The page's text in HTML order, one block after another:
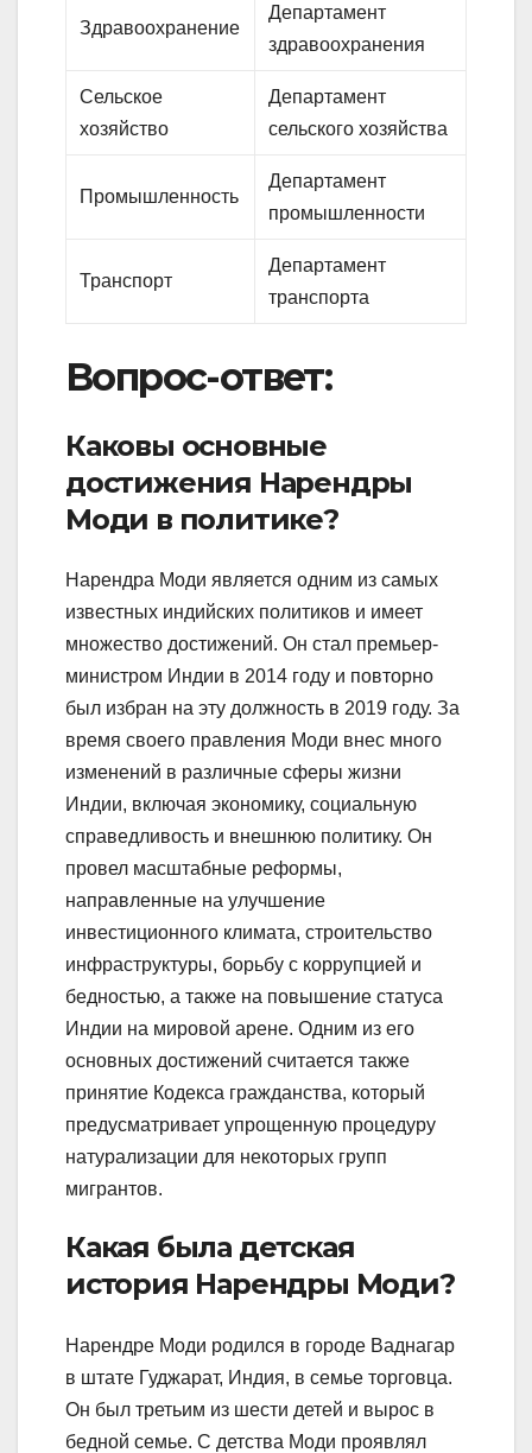
Здравоохранение
Департамент
здравоохранения
Сельское
хозяйство
Департамент
сельского хозяйства
Промышленность
Департамент
промышленности
Транспорт
Департамент
транспорта
Вопрос-ответ:
Каковы основные
достижения Нарендры
Моди в политике?
Нарендра Моди является одним из самых
известных индийских политиков и имеет
множество достижений. Он стал премьер-
министром Индии в 2014 году и повторно
был избран на эту должность в 2019 году. За
время своего правления Моди внес много
изменений в различные сферы жизни
Индии, включая экономику, социальную
справедливость и внешнюю политику. Он
провел масштабные реформы,
направленные на улучшение
инвестиционного климата, строительство
инфраструктуры, борьбу с коррупцией и
бедностью, а также на повышение статуса
Индии на мировой арене. Одним из его
основных достижений считается также
принятие Кодекса гражданства, который
предусматривает упрощенную процедуру
натурализации для некоторых групп
мигрантов.
Какая была детская
история Нарендры Моди?
Нарендре Моди родился в городе Ваднагар
в штате Гуджарат, Индия, в семье торговца.
Он был третьим из шести детей и вырос в
бедной семье. С детства Моди проявлял